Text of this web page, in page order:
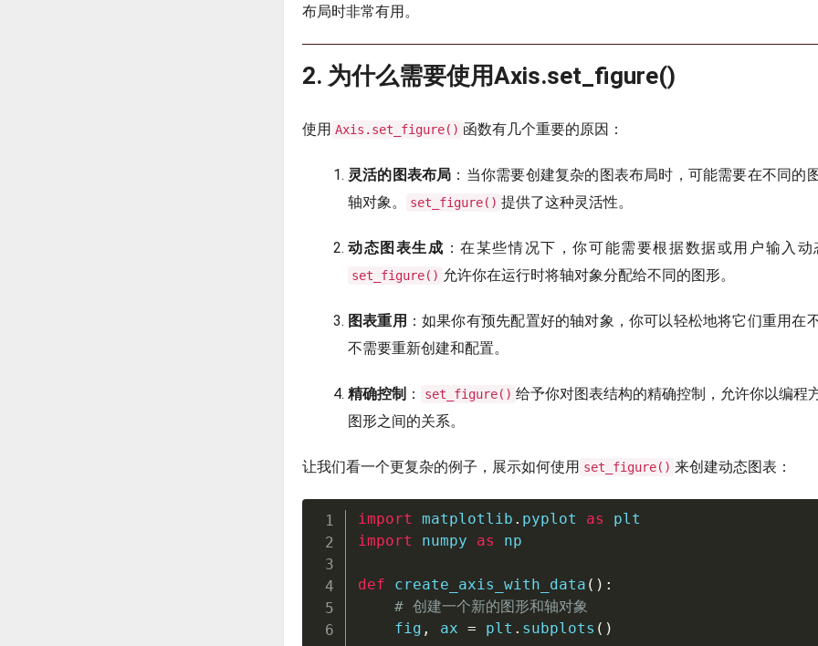
布局时非常有用。
2. 为什么需要使用Axis.set_figure()
使用 Axis.set_figure() 函数有几个重要的原因：
灵活的图表布局 ：当你需要创建复杂的图表布局时，可能需要在不同的
轴对象。
set_figure() 提供了这种灵活性。
动态图表生成 ：在某些情况下，你可能需要根据数据或用户输入动
set_figure() 允许你在运行时将轴对象分配给不同的图形。
图表重用 ：如果你有预先配置好的轴对象，你可以轻松地将它们重用在
不需要重新创建和配置。
精确控制 ： set_figure() 给予你对图表结构的精确控制，允许你以编程
图形之间的关系。
让我们看一个更复杂的例子，展示如何使用 set_figure() 来创建动态图表：
import matplotlib . pyplot as
import numpy as np
def create_axis_with_data ( ) :
# 创建一个新的图形和轴对象
    fig
, ax = plt . subplots ( )